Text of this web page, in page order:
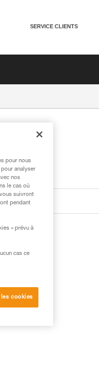
SERVICE CLIENTS
pour nous
analyser
nos
le cas où
suivront
pendant
» prévu à
cas ce
cookies